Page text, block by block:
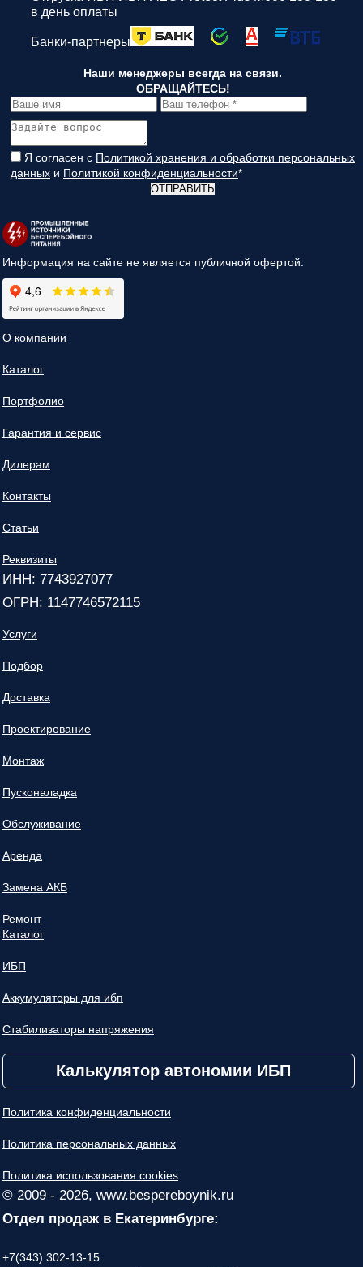
в день оплаты
Банки-партнеры
Наши менеджеры всегда на связи.
ОБРАЩАЙТЕСЬ!
Я согласен с Политикой хранения и обработки персональных
данных и Политикой конфиденциальности*
ОТПРАВИТЬ
Информация на сайте не является публичной офертой.
О компании
Каталог
Портфолио
Гарантия и сервис
Дилерам
Контакты
Статьи
Реквизиты
ИНН: 7743927077
ОГРН: 1147746572115
Услуги
Подбор
Доставка
Проектирование
Монтаж
Пусконаладка
Обслуживание
Аренда
Замена АКБ
Ремонт
Каталог
ИБП
Аккумуляторы для ибп
Стабилизаторы напряжения
Калькулятор автономии ИБП
Политика конфиденциальности
Политика персональных данных
Политика использования cookies
© 2009 - 2026, www.bespereboynik.ru
Отдел продаж в Екатеринбурге:
+7(343) 302-13-15